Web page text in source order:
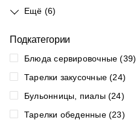
Ещё (6)
Подкатегории
Блюда сервировочные (39)
Тарелки закусочные (24)
Бульонницы, пиалы (24)
Тарелки обеденные (23)